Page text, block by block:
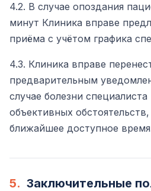
4.2. В случае опоздания
минут Клиника вправе
приёма с учётом графика
4.3. Клиника вправе
предварительным
случае болезни
объективных
ближайшее доступное
5. Заключительные